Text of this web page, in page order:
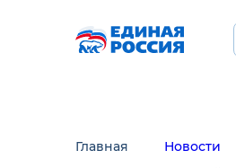
Главная
Новости